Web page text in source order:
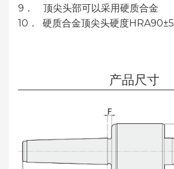
9． 顶尖头部可以采用硬质合金
10． 硬质合金顶尖头硬度HRA90±5
产品尺寸